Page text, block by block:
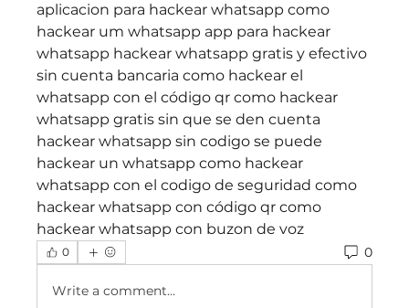
aplicacion para hackear whatsapp como
hackear um whatsapp app para hackear
whatsapp hackear whatsapp gratis y efectivo
sin cuenta bancaria como hackear el
whatsapp con el código qr como hackear
whatsapp gratis sin que se den cuenta
hackear whatsapp sin codigo se puede
hackear un whatsapp como hackear
whatsapp con el codigo de seguridad como
hackear whatsapp con código qr como
hackear whatsapp con buzon de voz
0 0
Write a comment...